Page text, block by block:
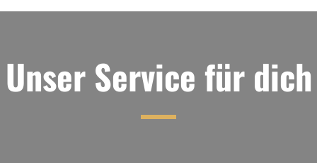
Unser Service für dich